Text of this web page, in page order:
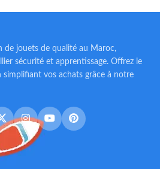
de jouets de qualité au Maroc,
sécurité et apprentissage. Offrez le
vos achats grâce à notre